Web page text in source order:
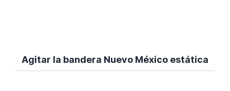
Agitar la bandera Nuevo México estática